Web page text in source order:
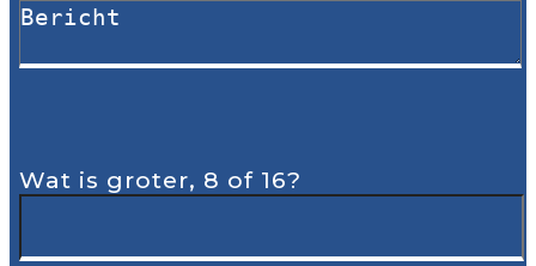
Wat is groter, 8 of 16?